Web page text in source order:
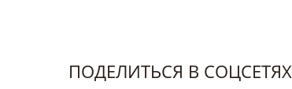
ПОДЕЛИТЬСЯ В СОЦСЕТЯХ